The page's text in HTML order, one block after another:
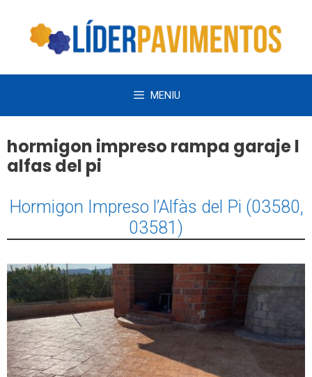
contenido
MENIU
hormigon impreso rampa garaje l
alfas del pi
Hormigon Impreso l’Alfàs del Pi (03580,
03581)